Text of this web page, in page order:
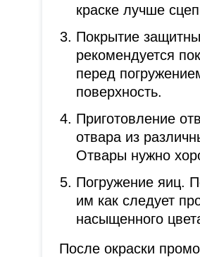
краске лучше
Покрытие
рекомендуется
перед
поверхность.
Приготовление
отвара из
Отвары нужно
Погружение яиц.
им как следует
насыщенного
После окраски